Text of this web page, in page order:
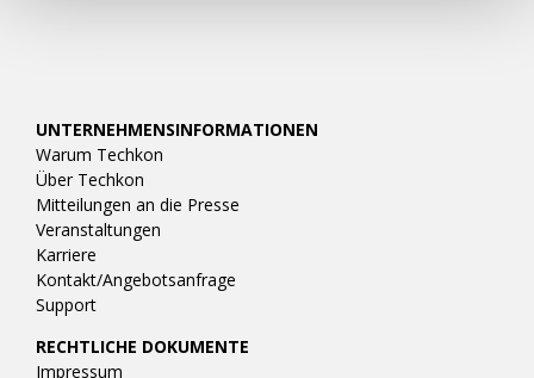
UNTERNEHMENSINFORMATIONEN
Warum Techkon
Über Techkon
Mitteilungen an die Presse
Veranstaltungen
Karriere
Kontakt/Angebotsanfrage
Support
RECHTLICHE DOKUMENTE
Impressum